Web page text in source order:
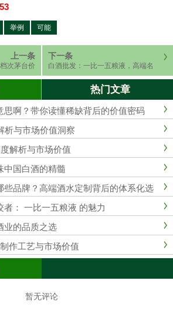
举例 可能
上一条
次茅台价
收藏价值
下一条
白酒批发：一比一五粮液，高端名
酒货源
热门文章
思啊？带你读懂稀缺背后的价值密码
析与市场价值洞察
解析与市场价值
中国白酒的精髓
些品牌？高端酒水定制背后的体系化选
： 一比一五粮液 的魅力
业的品质之选
作工艺与市场价值
暂无评论